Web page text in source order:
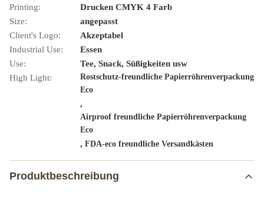
Printing:
Drucken CMYK 4 Farb
Size:
angepasst
Client's Logo:
Akzeptabel
Industrial Use:
Essen
Use:
Tee, Snack, Süßigkeiten usw
High Light:
Rostschutz-freundliche Papierröhrenverpackung
Eco
,
Airproof freundliche Papierröhrenverpackung
Eco
, FDA-eco freundliche Versandkästen
Produktbeschreibung